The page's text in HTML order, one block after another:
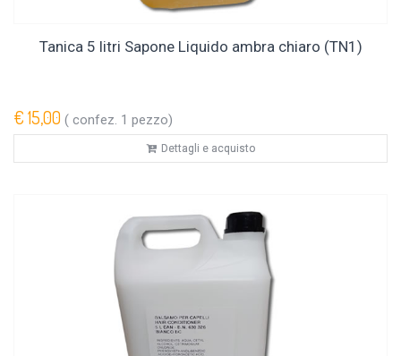
Tanica 5 litri Sapone Liquido ambra chiaro (TN1)
€ 15,00 ( confez. 1 pezzo)
Dettagli e acquisto